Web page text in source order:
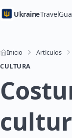
Ukraine
Inicio Artículos
CULTURA